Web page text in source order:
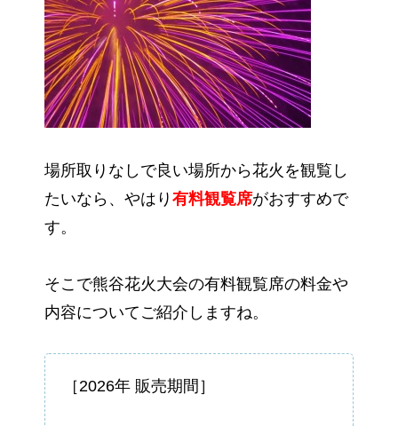
場所取りなしで良い場所から花火を観覧し
たいなら、やはり 有料観覧席がおすすめで
す。
そこで熊谷花火大会の有料観覧席の料金や
内容についてご紹介しますね。
［2026年 販売期間］